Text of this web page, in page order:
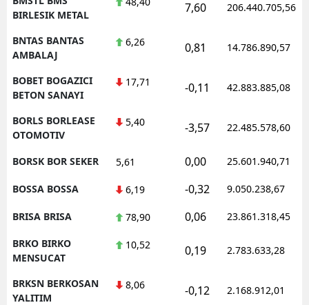
BIRLESIK METAL
7,60 206.440.705,56
BNTAS BANTAS
AMBALAJ
6,26 0,81 14.786.890,57
BOBET BOGAZICI
BETON SANAYI
17,71 -0,11 42.883.885,08
BORLS BORLEASE
OTOMOTIV
5,40 -3,57 22.485.578,60
BORSK BOR SEKER 5,61 0,00 25.601.940,71
BOSSA BOSSA 6,19 -0,32 9.050.238,67
BRISA BRISA 78,90 0,06 23.861.318,45
BRKO BIRKO
MENSUCAT
10,52 0,19 2.783.633,28
BRKSN BERKOSAN
YALITIM
8,06 -0,12 2.168.912,01